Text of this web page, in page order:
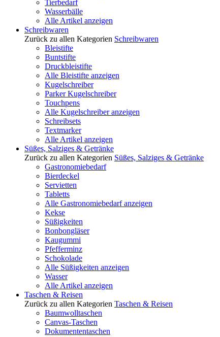
Tierbedarf
Wasserbälle
Alle Artikel anzeigen
Schreibwaren
Zurück zu allen Kategorien Schreibwaren
Bleistifte
Buntstifte
Druckbleistifte
Alle Bleistifte anzeigen
Kugelschreiber
Parker Kugelschreiber
Touchpens
Alle Kugelschreiber anzeigen
Schreibsets
Textmarker
Alle Artikel anzeigen
Süßes, Salziges & Getränke
Zurück zu allen Kategorien Süßes, Salziges & Getränke
Gastronomiebedarf
Bierdeckel
Servietten
Tabletts
Alle Gastronomiebedarf anzeigen
Kekse
Süßigkeiten
Bonbongläser
Kaugummi
Pfefferminz
Schokolade
Alle Süßigkeiten anzeigen
Wasser
Alle Artikel anzeigen
Taschen & Reisen
Zurück zu allen Kategorien Taschen & Reisen
Baumwolltaschen
Canvas-Taschen
Dokumententaschen